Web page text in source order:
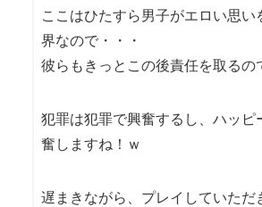
ここはひたすら男子がエロい思い
界なので・・・
彼らもきっとこの後責任を取るの
犯罪は犯罪で興奮するし、ハッピ
奮しますね！ｗ
遅まきながら、プレイしていただ